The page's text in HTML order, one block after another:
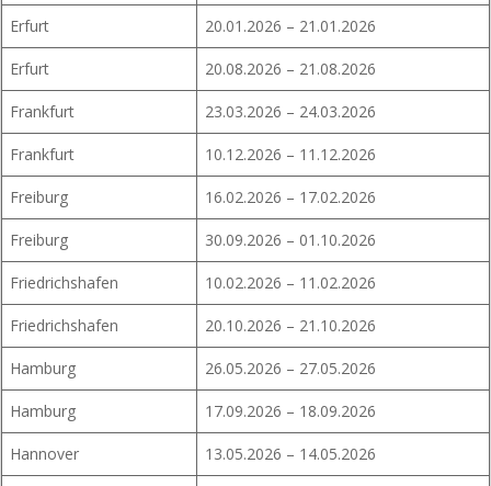
Erfurt 20.01.2026 – 21.01.2026
Erfurt 20.08.2026 – 21.08.2026
Frankfurt 23.03.2026 – 24.03.2026
Frankfurt 10.12.2026 – 11.12.2026
Freiburg 16.02.2026 – 17.02.2026
Freiburg 30.09.2026 – 01.10.2026
Friedrichshafen 10.02.2026 – 11.02.2026
Friedrichshafen 20.10.2026 – 21.10.2026
Hamburg 26.05.2026 – 27.05.2026
Hamburg 17.09.2026 – 18.09.2026
Hannover 13.05.2026 – 14.05.2026